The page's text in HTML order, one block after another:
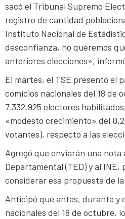
sacó el Tribunal Supremo
registro de cantidad
Instituto Nacional de
desconfianza, no queremos
anteriores elecciones»,
El martes, el TSE presentó el
comicios nacionales del 18 de
7.332.925 electores
«modesto crecimiento» del
votantes), respecto a las
Agregó que enviarán una
Departamental (TED) y al INE,
considerar esa propuesta de
Anticipó que antes, durante y
nacionales del 18 de octubre,